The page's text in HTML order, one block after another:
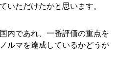
いただけたかと思います。
内であれ、一番評価の重点を
ルマを達成しているかどうか